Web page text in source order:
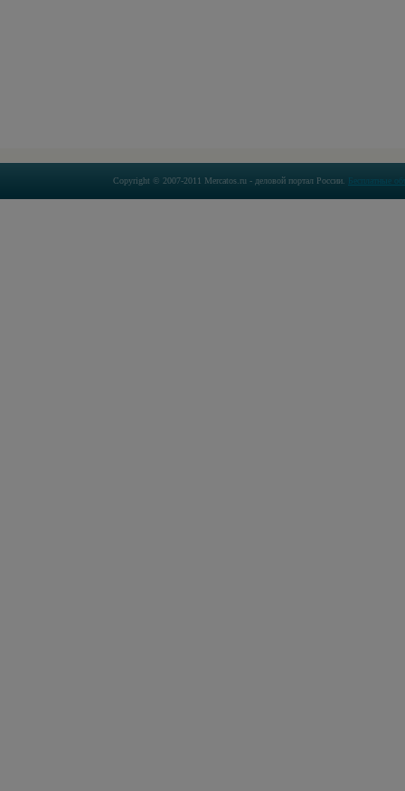
Copyright © 2007-2011 Mercatos.ru - деловой портал России. Бесплатные